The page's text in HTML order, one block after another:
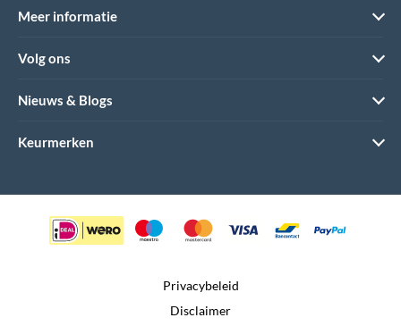
Meer informatie
Volg ons
Nieuws & Blogs
Keurmerken
Privacybeleid
Disclaimer